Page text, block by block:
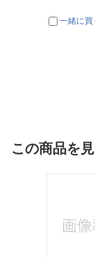
一緒に買
この商品を